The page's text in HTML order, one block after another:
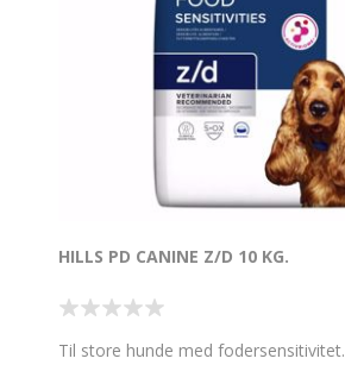
HILLS PD CANINE Z/D 10 KG.
Til store hunde med fodersensitivitet.